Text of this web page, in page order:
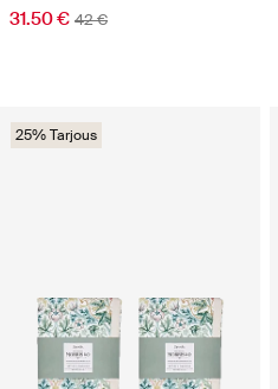
31.50 € 42 €
25% Tarjous